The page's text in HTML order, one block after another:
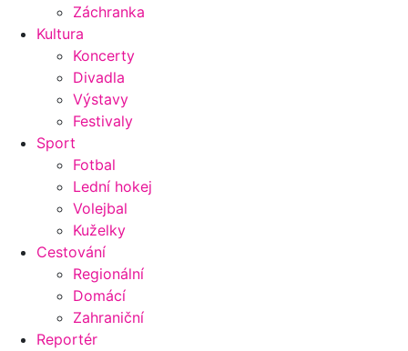
Záchranka
Kultura
Koncerty
Divadla
Výstavy
Festivaly
Sport
Fotbal
Lední hokej
Volejbal
Kuželky
Cestování
Regionální
Domácí
Zahraniční
Reportér